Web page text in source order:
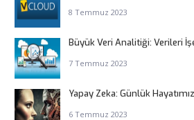
8 Temmuz 2023
Büyük Veri Analitiği: Verileri
7 Temmuz 2023
Yapay Zeka: Günlük
6 Temmuz 2023